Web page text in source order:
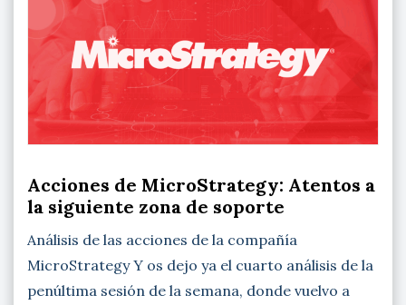
Acciones de MicroStrategy: Atentos a
la siguiente zona de soporte
Análisis de las acciones de la compañía
MicroStrategy Y os dejo ya el cuarto análisis de la
penúltima sesión de la semana, donde vuelvo a